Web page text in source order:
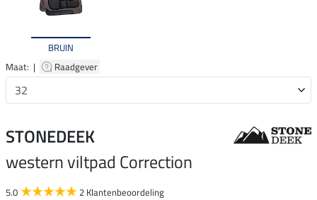
BRUIN
Maat: |
Raadgever
STONEDEEK
western viltpad Correction
5.0 2 Klantenbeoordeling